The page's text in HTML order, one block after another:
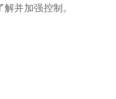
并加强控制。